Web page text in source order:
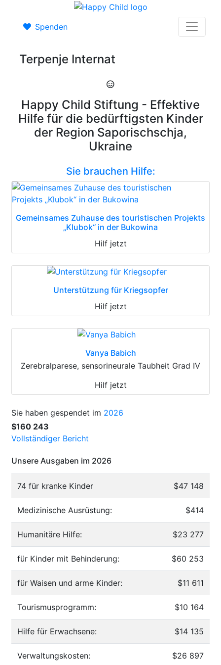
Spenden
Terpenje Internat
Happy Child Stiftung - Effektive
Hilfe für die bedürftigsten Kinder
der Region Saporischschja,
Ukraine
Sie brauchen Hilfe:
Gemeinsames Zuhause des touristischen Projekts
„Klubok“ in der Bukowina
Hilf jetzt
Unterstützung für Kriegsopfer
Hilf jetzt
Vanya Babich
Zerebralparese, sensorineurale Taubheit Grad IV
Hilf jetzt
Sie haben gespendet im 2026
$160 243
Vollständiger Bericht
Unsere Ausgaben im 2026
74 für kranke Kinder $47 148
Medizinische Ausrüstung: $414
Humanitäre Hilfe: $23 277
für Kinder mit Behinderung: $60 253
für Waisen und arme Kinder: $11 611
Tourismusprogramm: $10 164
Hilfe für Erwachsene: $14 135
Verwaltungskosten: $26 897